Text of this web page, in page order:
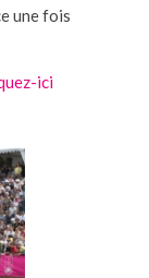
une fois
ici